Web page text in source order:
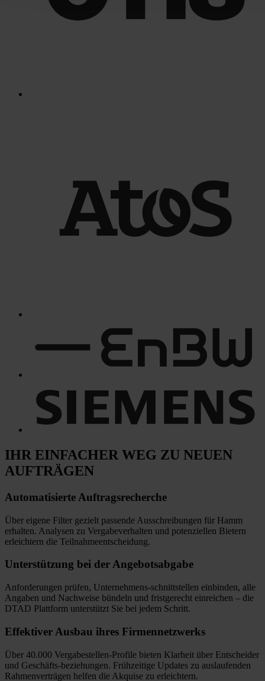
IHR EINFACHER WEG ZU NEUEN
AUFTRÄGEN
Automatisierte Auftragsrecherche
Über eigene Filter gezielt passende Ausschreibungen für Hamm
erhalten. Analysen zu Vergabeverhalten und potenziellen Bietern
erleichtern die Teilnahmeentscheidung.
Unterstützung bei der Angebotsabgabe
Anforderungen prüfen, Unternehmens-schnittstellen einbinden, alle
Angaben und Nachweise bündeln und fristgerecht einreichen – die
DTAD Plattform unterstützt Sie bei jedem Schritt.
Effektiver Ausbau ihres Firmennetzwerks
Über 40.000 Vergabestellen-Profile bieten Klarheit über Entscheider
und Geschäfts-beziehungen. Frühzeitige Updates zu auslaufenden
Rahmenverträgen helfen die Akquise zu erleichtern.